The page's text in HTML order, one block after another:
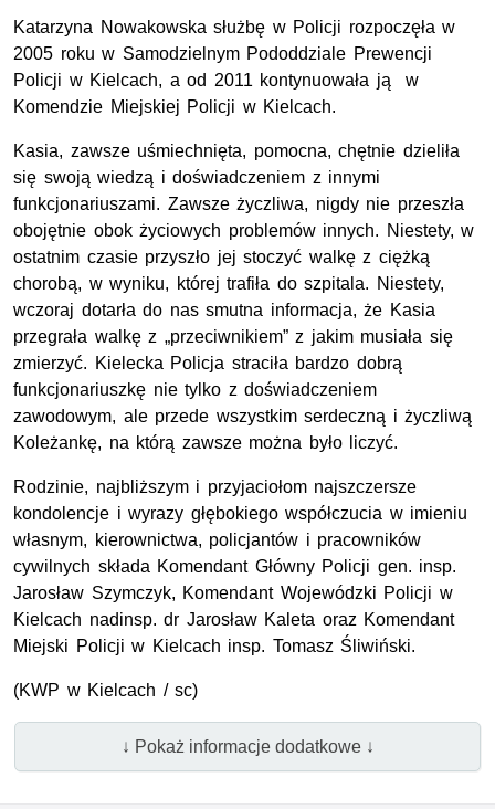
Katarzyna Nowakowska służbę w Policji rozpoczęła w
2005 roku w Samodzielnym Pododdziale Prewencji
Policji w Kielcach, a od 2011 kontynuowała ją w
Komendzie Miejskiej Policji w Kielcach.
Kasia, zawsze uśmiechnięta, pomocna, chętnie dzieliła
się swoją wiedzą i doświadczeniem z innymi
funkcjonariuszami. Zawsze życzliwa, nigdy nie przeszła
obojętnie obok życiowych problemów innych. Niestety, w
ostatnim czasie przyszło jej stoczyć walkę z ciężką
chorobą, w wyniku, której trafiła do szpitala. Niestety,
wczoraj dotarła do nas smutna informacja, że Kasia
przegrała walkę z „przeciwnikiem” z jakim musiała się
zmierzyć. Kielecka Policja straciła bardzo dobrą
funkcjonariuszkę nie tylko z doświadczeniem
zawodowym, ale przede wszystkim serdeczną i życzliwą
Koleżankę, na którą zawsze można było liczyć.
Rodzinie, najbliższym i przyjaciołom najszczersze
kondolencje i wyrazy głębokiego współczucia w imieniu
własnym, kierownictwa, policjantów i pracowników
cywilnych składa Komendant Główny Policji gen. insp.
Jarosław Szymczyk, Komendant Wojewódzki Policji w
Kielcach nadinsp. dr Jarosław Kaleta oraz Komendant
Miejski Policji w Kielcach insp. Tomasz Śliwiński.
(KWP w Kielcach / sc)
↓ Pokaż informacje dodatkowe ↓